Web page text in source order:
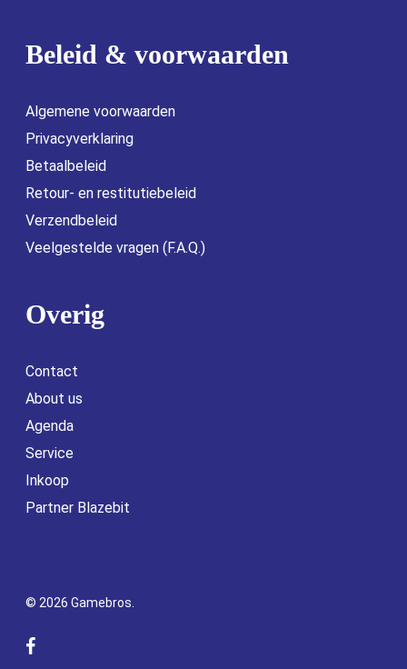
Beleid & voorwaarden
Algemene voorwaarden
Privacyverklaring
Betaalbeleid
Retour- en restitutiebeleid
Verzendbeleid
Veelgestelde vragen (F.A.Q.)
Overig
Contact
About us
Agenda
Service
Inkoop
Partner Blazebit
© 2026 Gamebros.
facebook